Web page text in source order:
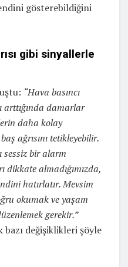
gösterebildiğini
gibi sinyallerle
“Hava basıncı
arttığında damarlar
daha kolay
ağrısını tetikleyebilir.
sessiz bir alarm
dikkate almadığımızda,
hatırlatır. Mevsim
okumak ve yaşam
gerekir.”
bazı değişiklikleri şöyle